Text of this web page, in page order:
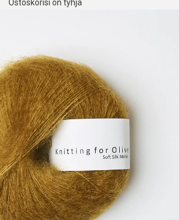
Ostoskorisi on tyhjä